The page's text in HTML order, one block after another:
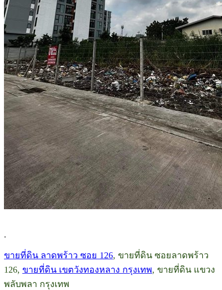
.
ขายที่ดิน ลาดพร้าว ซอย 126, ขายที่ดิน ซอยลาดพร้าว
126, ขายที่ดิน เขตวังทองหลาง กรุงเทพ, ขายที่ดิน แขวง
พลับพลา กรุงเทพ